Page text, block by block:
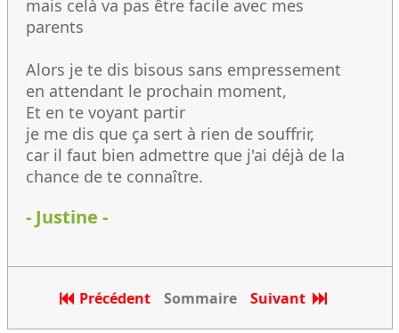
mais celà va pas être facile avec mes
parents
Alors je te dis bisous sans empressement
en attendant le prochain moment,
Et en te voyant partir
je me dis que ça sert à rien de souffrir,
car il faut bien admettre que j'ai déjà de la
chance de te connaître.
- Justine -
Précédent Sommaire Suivant